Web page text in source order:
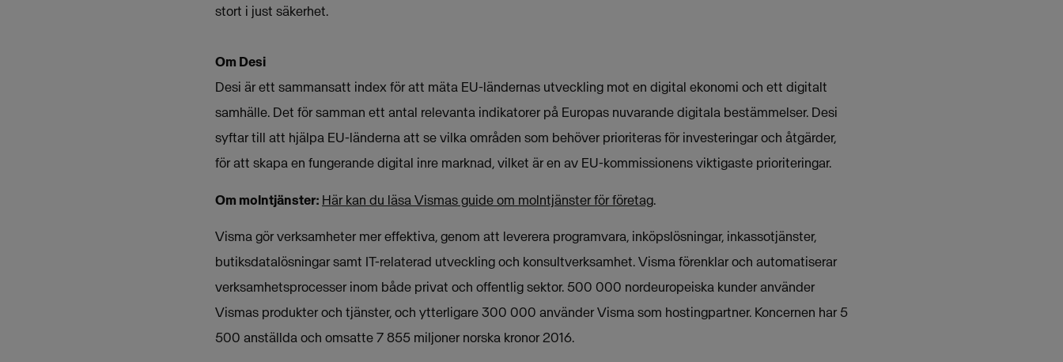
stort i just säkerhet.
Om Desi
Desi är ett sammansatt index för att mäta EU-ländernas utveckling mot en digital ekonomi och ett digitalt
samhälle. Det för samman ett antal relevanta indikatorer på Europas nuvarande digitala bestämmelser. Desi
syftar till att hjälpa EU-länderna att se vilka områden som behöver prioriteras för investeringar och åtgärder,
för att skapa en fungerande digital inre marknad, vilket är en av EU-kommissionens viktigaste prioriteringar.
Om molntjänster: Här kan du läsa Vismas guide om molntjänster för företag.
Visma gör verksamheter mer effektiva, genom att leverera programvara, inköpslösningar, inkassotjänster,
butiksdatalösningar samt IT-relaterad utveckling och konsultverksamhet. Visma förenklar och automatiserar
verksamhetsprocesser inom både privat och offentlig sektor. 500 000 nordeuropeiska kunder använder
Vismas produkter och tjänster, och ytterligare 300 000 använder Visma som hostingpartner. Koncernen har 5
500 anställda och omsatte 7 855 miljoner norska kronor 2016.